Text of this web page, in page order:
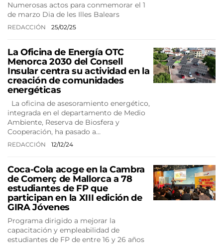
Numerosas actos para conmemorar el 1
de marzo Dia de les Illes Balears
REDACCIÓN 25/02/25
La Oficina de Energía OTC
Menorca 2030 del Consell
Insular centra su actividad en la
creación de comunidades
energéticas
La oficina de asesoramiento energético,
integrada en el departamento de Medio
Ambiente, Reserva de Biosfera y
Cooperación, ha pasado a…
REDACCIÓN 12/12/24
Coca-Cola acoge en la Cambra
de Comerç de Mallorca a 78
estudiantes de FP que
participan en la XIII edición de
GIRA Jóvenes
Programa dirigido a mejorar la
capacitación y empleabilidad de
estudiantes de FP de entre 16 y 26 años